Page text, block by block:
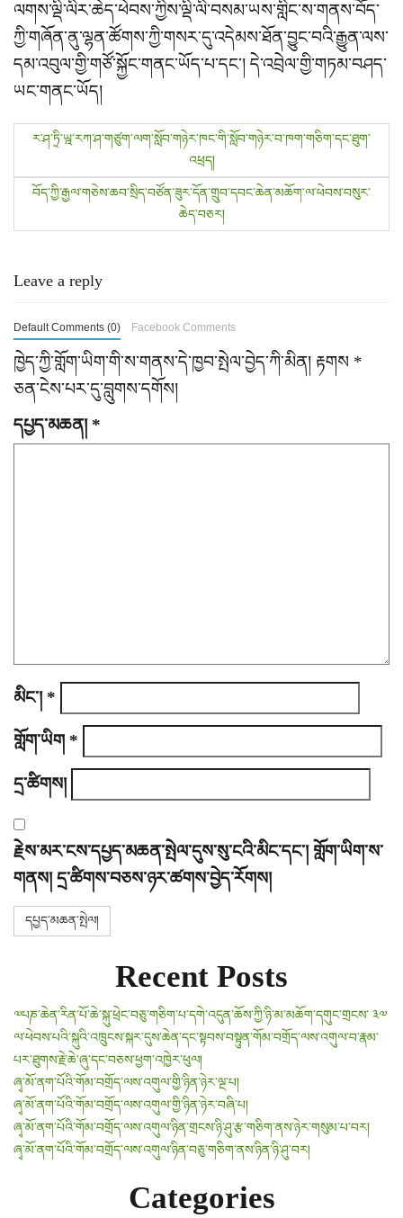
ལགས་ལྡི་ལིར་ཆེད་ཕེབས་ཀྱིས་ལྡི་ལི་བསམ་ཡས་གླིང་ས་གནས་བོད་
ཀྱི་གཞོན་ནུ་ལྷན་ཚོགས་ཀྱི་གསར་དུ་འདེམས་ཐོན་བྱུང་བའི་རྒྱུན་ལས་
དམ་འབུལ་གྱི་གཙོ་སྐྱོང་གནང་ཡོད་པ་དང་། དེ་འབྲེལ་གྱི་གཏམ་བཤད་
ཡང་གནང་ཡོད།
o
n
a
v
i
g
ར་ཤ་ཏྲི་ཡྰ་རཀ་ཤ་གཙུག་ལག་སློབ་གཉེར་ཁང་གི་སློབ་གཉེར་བ་ཁག་གཅིག་དང་ཐུག་
འཕྲད།
བོད་ཀྱི་རྒྱལ་གཅེས་ཆབ་སྲིད་བཙོན་ཟུར་དོན་གྲུབ་དབང་ཆེན་མཆོག་ལ་ཕེབས་བསུར་
ཆེད་བཅར།
Leave a reply
Default Comments (0) Facebook Comments
ཁྱེད་ཀྱི་གློག་ཡིག་གི་ས་གནས་དེ་ཁྱབ་སྤེལ་བྱེད་ཀི་མིན། རྟགས *
ཅན་ངེས་པར་དུ་བླུགས་དགོས།
དཔྱད་མཆན། *
མིང་། *
གློག་ཡིག *
དྲ་ཚིགས།
རྗེས་མར་ངས་དཔྱད་མཆན་སྤེལ་དུས་སུ་ངའི་མིང་དང་། གློག་ཡིག་ས་
གནས། དྲ་ཚིགས་བཅས་ཉར་ཚགས་བྱེད་རོགས།
Recent Posts
༧པཎ་ཆེན་རིན་པོ་ཆེ་སྐུ་ཕྲེང་བཅུ་གཅིག་པ་དགེ་འདུན་ཆོས་ཀྱི་ཉི་མ་མཆོག་དགུང་གྲངས་ ༣༧
ལ་ཕེབས་པའི་སྐུའི་འཁྲུངས་སྐར་དུས་ཆེན་དང་སྟབས་བསྟུན་གོམ་བགྲོད་ལས་འགུལ་བ་རྣམ་
པར་ཐུགས་རྗེ་ཆེ་ཞུ་དང་བཅས་ཕྱག་འཁྱེར་ཕུལ།
ཞྭ་མོ་ནག་པོའི་གོམ་བགྲོད་ལས་འགུལ་གྱི་ཉིན་ཉེར་ལྔ་པ།
ཞྭ་མོ་ནག་པོའི་གོམ་བགྲོད་ལས་འགུལ་གྱི་ཉིན་ཉེར་བཞི་པ།
ཞྭ་མོ་ནག་པོའི་གོམ་བགྲོད་ལས་འགུལ་ཉིན་གྲངས་ཉི་ཤུ་རྩ་གཅིག་ནས་ཉེར་གསུམ་པ་བར།
ཞྭ་མོ་ནག་པོའི་གོམ་བགྲོད་ལས་འགུལ་ཉིན་བཅུ་གཅིག་ནས་ཉིན་ཉི་ཤུ་བར།
Categories